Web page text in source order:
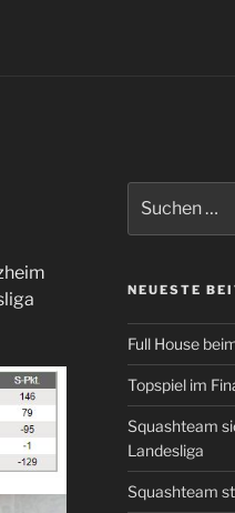
nach:
NEUESTE
Full House
Topspiel im
Squashteam
Landesliga
Squashteam